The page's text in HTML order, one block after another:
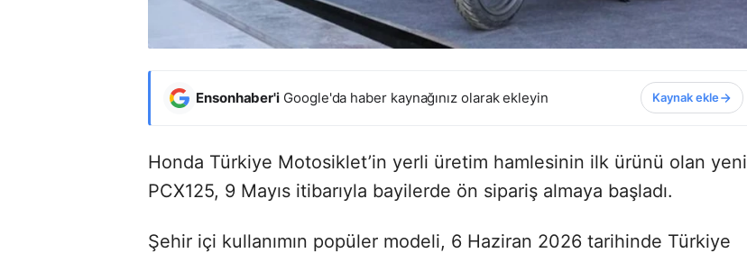
Ensonhaber'i Google'da haber kaynağınız olarak ekleyin Kaynak ekle
Honda Türkiye Motosiklet’in yerli üretim hamlesinin ilk ürünü olan yeni
PCX125, 9 Mayıs itibarıyla bayilerde ön sipariş almaya başladı.
Şehir içi kullanımın popüler modeli, 6 Haziran 2026 tarihinde Türkiye